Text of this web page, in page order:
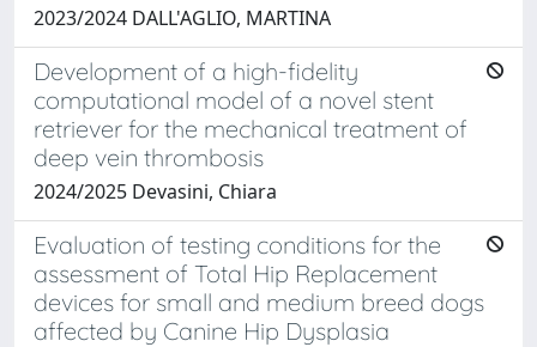
2023/2024 DALL'AGLIO, MARTINA
Development of a high-fidelity
computational model of a novel stent
retriever for the mechanical treatment of
deep vein thrombosis
2024/2025 Devasini, Chiara
Evaluation of testing conditions for the
assessment of Total Hip Replacement
devices for small and medium breed dogs
affected by Canine Hip Dysplasia